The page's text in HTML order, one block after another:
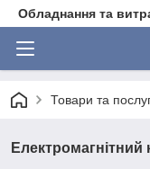
Обладнання та
Товари та
Електромагнітний